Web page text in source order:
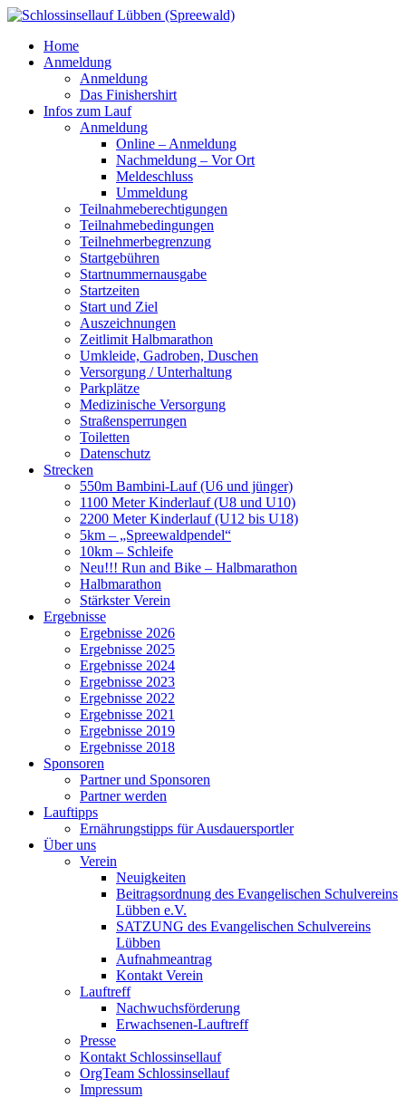
Home
Anmeldung
Anmeldung
Das Finishershirt
Infos zum Lauf
Anmeldung
Online – Anmeldung
Nachmeldung – Vor Ort
Meldeschluss
Ummeldung
Teilnahmeberechtigungen
Teilnahmebedingungen
Teilnehmerbegrenzung
Startgebühren
Startnummernausgabe
Startzeiten
Start und Ziel
Auszeichnungen
Zeitlimit Halbmarathon
Umkleide, Gadroben, Duschen
Versorgung / Unterhaltung
Parkplätze
Medizinische Versorgung
Straßensperrungen
Toiletten
Datenschutz
Strecken
550m Bambini-Lauf (U6 und jünger)
1100 Meter Kinderlauf (U8 und U10)
2200 Meter Kinderlauf (U12 bis U18)
5km – „Spreewaldpendel“
10km – Schleife
Neu!!! Run and Bike – Halbmarathon
Halbmarathon
Stärkster Verein
Ergebnisse
Ergebnisse 2026
Ergebnisse 2025
Ergebnisse 2024
Ergebnisse 2023
Ergebnisse 2022
Ergebnisse 2021
Ergebnisse 2019
Ergebnisse 2018
Sponsoren
Partner und Sponsoren
Partner werden
Lauftipps
Ernährungstipps für Ausdauersportler
Über uns
Verein
Neuigkeiten
Beitragsordnung des Evangelischen Schulvereins
Lübben e.V.
SATZUNG des Evangelischen Schulvereins
Lübben
Aufnahmeantrag
Kontakt Verein
Lauftreff
Nachwuchsförderung
Erwachsenen-Lauftreff
Presse
Kontakt Schlossinsellauf
OrgTeam Schlossinsellauf
Impressum